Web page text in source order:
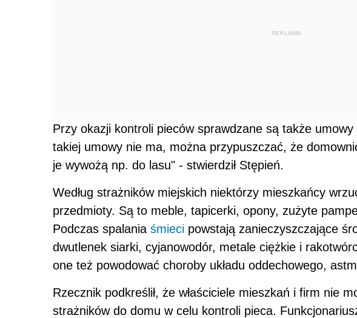
REKLAMA
Przy okazji kontroli pieców sprawdzane są także
takiej umowy nie ma, można przypuszczać, że
je wywożą np. do lasu" - stwierdził Stępień.
Według strażników miejskich niektórzy mieszkańcy
przedmioty. Są to meble, tapicerki, opony, zużyte
Podczas spalania śmieci powstają zanieczyszczające
dwutlenek siarki, cyjanowodór, metale ciężkie i
one też powodować choroby układu oddechowego,
Rzecznik podkreślił, że właściciele mieszkań i firm nie
strażników do domu w celu kontroli pieca.